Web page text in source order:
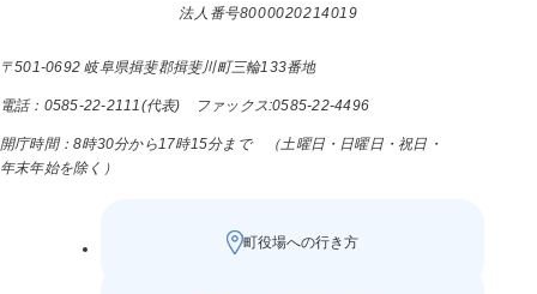
法人番号8000020214019
〒501-0692 岐阜県揖斐郡揖斐川町三輪133番地
電話：0585-22-2111(代表) ファックス:0585-22-4496
開庁時間：8時30分から17時15分まで （土曜日・日曜日・祝日・
年末年始を除く）
町役場への行き方